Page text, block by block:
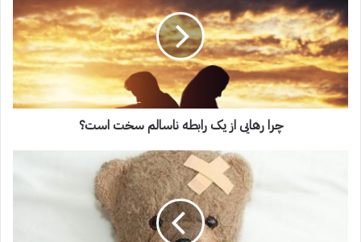
چرا رهایی از یک رابطه ناسالم سخت است؟